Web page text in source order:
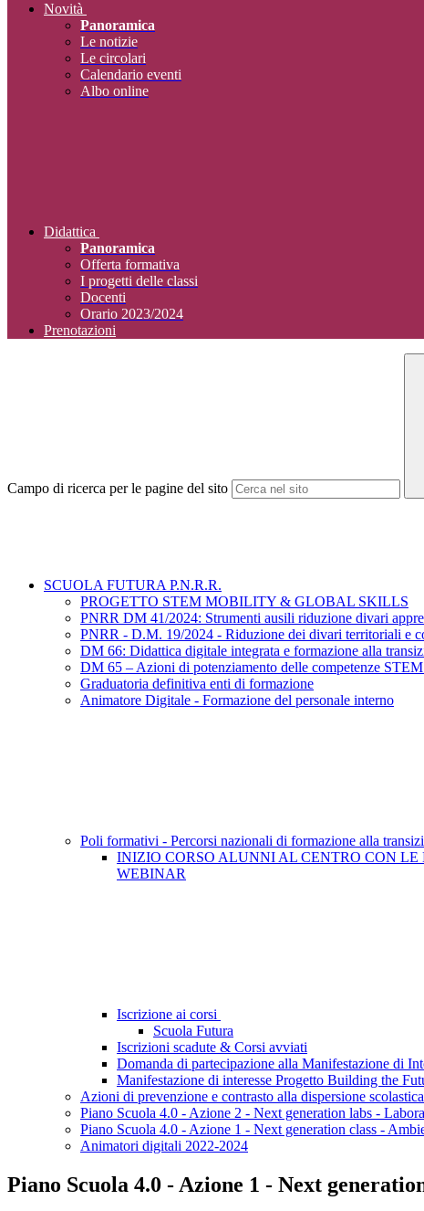
Novità
Panoramica
Le notizie
Le circolari
Calendario eventi
Albo online
Didattica
Panoramica
Offerta formativa
I progetti delle classi
Docenti
Orario 2023/2024
Prenotazioni
Campo di ricerca per le pagine del sito
SCUOLA FUTURA P.N.R.R.
PROGETTO STEM MOBILITY & GLOBAL SKILLS
PNRR DM 41/2024: Strumenti ausili riduzione divari
PNRR - D.M. 19/2024 - Riduzione dei divari territoriali e
DM 66: Didattica digitale integrata e formazione alla
DM 65 – Azioni di potenziamento delle competenze
Graduatoria definitiva enti di formazione
Animatore Digitale - Formazione del personale interno
Poli formativi - Percorsi nazionali di formazione alla
INIZIO CORSO ALUNNI AL CENTRO CON
WEBINAR
Iscrizione ai corsi
Scuola Futura
Iscrizioni scadute & Corsi avviati
Domanda di partecipazione alla Manifestazione di
Manifestazione di interesse Progetto Building the
Azioni di prevenzione e contrasto alla dispersione
Piano Scuola 4.0 - Azione 2 - Next generation labs -
Piano Scuola 4.0 - Azione 1 - Next generation class -
Animatori digitali 2022-2024
Piano Scuola 4.0 - Azione 1 - Next